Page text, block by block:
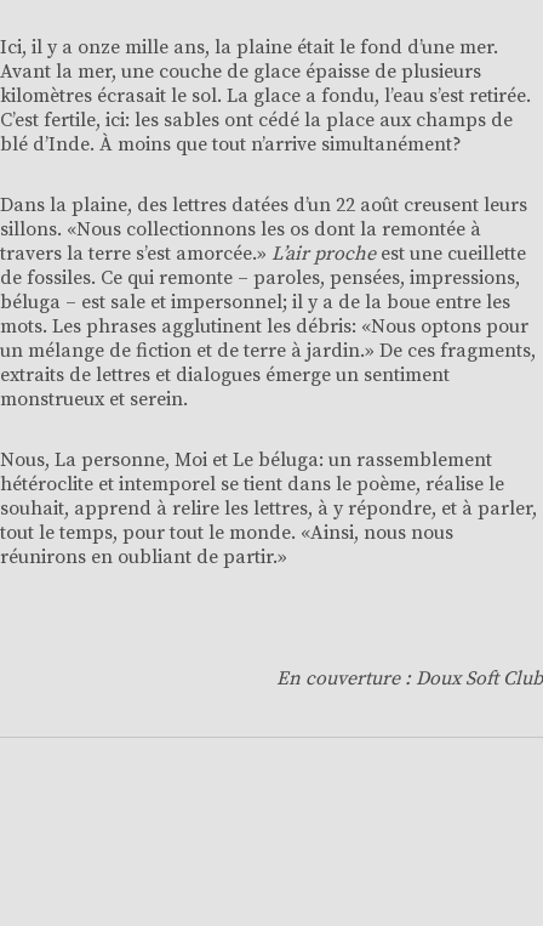
Ici, il y a onze mille ans, la plaine était le fond d’une mer.
Avant la mer, une couche de glace épaisse de plusieurs
kilomètres écrasait le sol. La glace a fondu, l’eau s’est retirée.
C’est fertile, ici: les sables ont cédé la place aux champs de
blé d’Inde. À moins que tout n’arrive simultanément?
Dans la plaine, des lettres datées d’un 22 août creusent leurs
sillons. «Nous collectionnons les os dont la remontée à
travers la terre s’est amorcée.» L’air proche est une cueillette
de fossiles. Ce qui remonte – paroles, pensées, impressions,
béluga – est sale et impersonnel; il y a de la boue entre les
mots. Les phrases agglutinent les débris: «Nous optons pour
un mélange de fiction et de terre à jardin.» De ces fragments,
extraits de lettres et dialogues émerge un sentiment
monstrueux et serein.
Nous, La personne, Moi et Le béluga: un rassemblement
hétéroclite et intemporel se tient dans le poème, réalise le
souhait, apprend à relire les lettres, à y répondre, et à parler,
tout le temps, pour tout le monde. «Ainsi, nous nous
réunirons en oubliant de partir.»
En couverture : Doux Soft Club